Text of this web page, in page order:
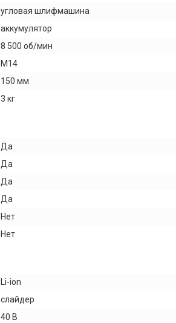
угловая шлифмашина
аккумулятор
8 500 об/мин
M14
150 мм
3 кг
Да
Да
Да
Да
Нет
Нет
Li-ion
слайдер
40 В